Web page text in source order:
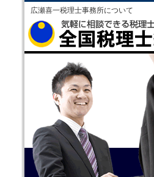
広瀬喜一税理士事務所について